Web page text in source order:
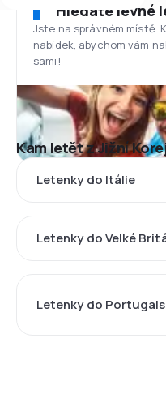
Hledáte levné
Jste na správném místě.
nabídek, abychom vám
sami!
Kam letět z Jižní
Letenky do Itálie
Letenky do Velké
Letenky do